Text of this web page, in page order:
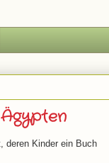
deren Kinder ein Buch